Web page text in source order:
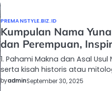
PREMANSTYLE.BIZ.ID
Kumpulan Nama
dan Perempuan,
1. Pahami Makna dan Asal
serta kisah historis atau
byadminSeptember 30, 2025